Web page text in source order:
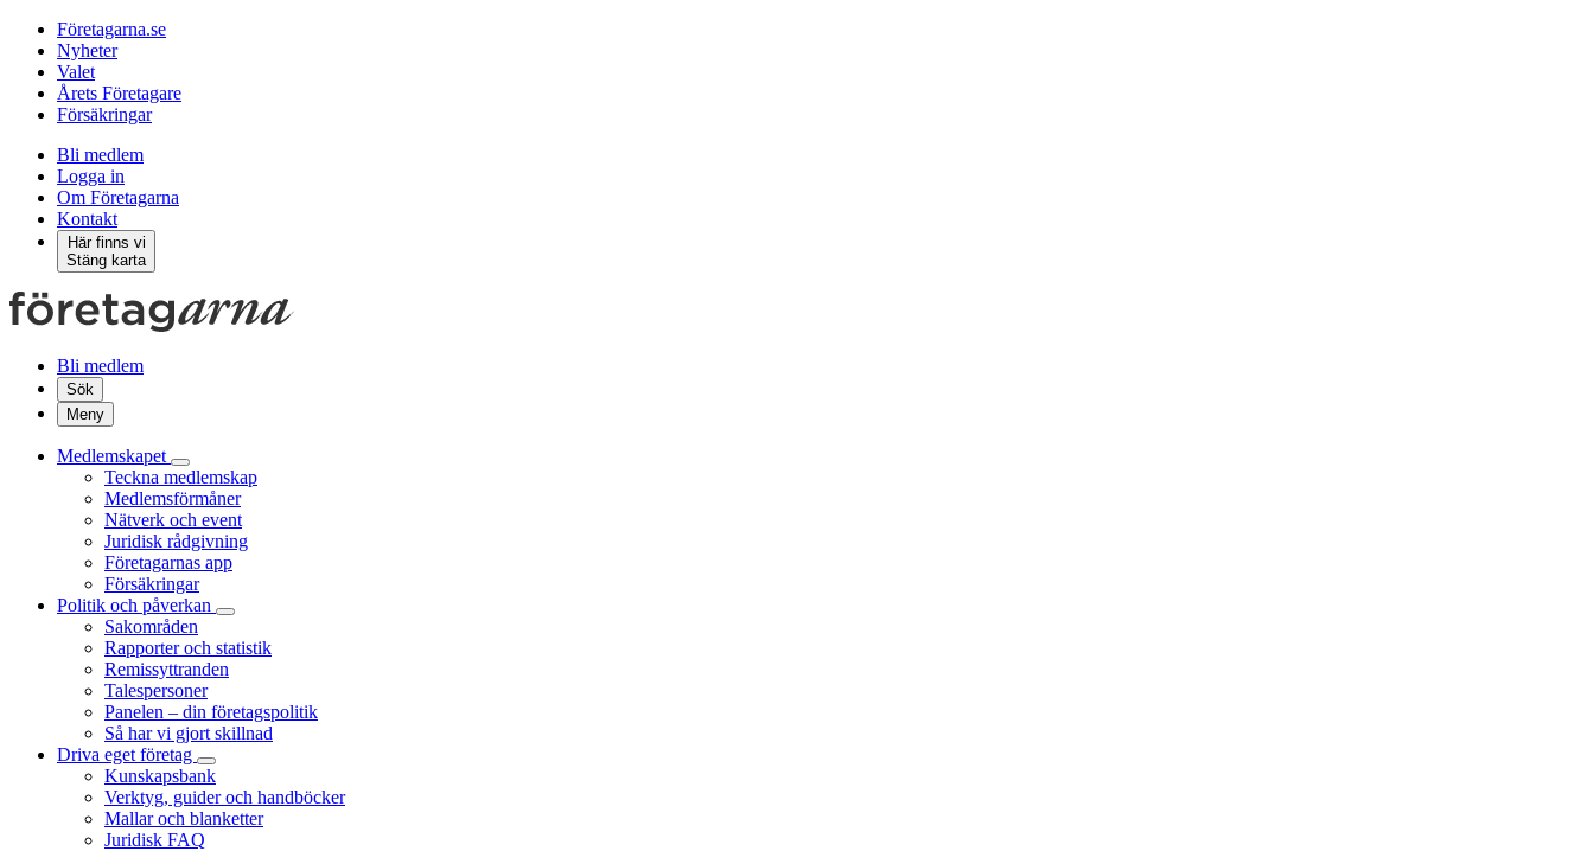
Företagarna.se
Nyheter
Valet
Årets Företagare
Försäkringar
Bli medlem
Logga in
Om Företagarna
Kontakt
Här finns vi
Stäng karta
Bli medlem
Sök
Meny
Medlemskapet
Teckna medlemskap
Medlemsförmåner
Nätverk och event
Juridisk rådgivning
Företagarnas app
Försäkringar
Politik och påverkan
Sakområden
Rapporter och statistik
Remissyttranden
Talespersoner
Panelen – din företagspolitik
Så har vi gjort skillnad
Driva eget företag
Kunskapsbank
Verktyg, guider och handböcker
Mallar och blanketter
Juridisk FAQ